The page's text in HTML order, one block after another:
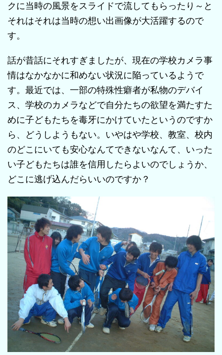
クに当時の風景をスライドで流してもらったり～と
それはそれは当時の想い出画像が大活躍するので
す。
話が昔話にそれすぎましたが、現在の学校カメラ事
情はなかなかに和めない状況に陥っているようで
す。最近では、一部の特殊性癖者が私物のデバイ
ス、学校のカメラなどで自分たちの欲望を満たすた
めに子どもたちを毒牙にかけていたというのですか
ら、どうしようもない。いやはや学校、教室、校内
のどこにいても安心なんてできないなんて、いった
い子どもたちは誰を信用したらよいのでしょうか、
どこに逃げ込んだらいいのですか？